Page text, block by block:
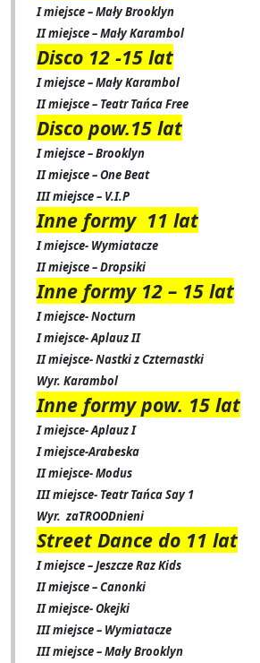
I miejsce – Mały Brooklyn
II miejsce – Mały Karambol
Disco 12 -15 lat
I miejsce – Mały Karambol
II miejsce – Teatr Tańca Free
Disco pow.15 lat
I miejsce – Brooklyn
II miejsce – One Beat
III miejsce – V.I.P
Inne formy 11 lat
I miejsce- Wymiatacze
II miejsce – Dropsiki
Inne formy 12 – 15 lat
I miejsce- Nocturn
I miejsce- Aplauz II
II miejsce- Nastki z Czternastki
Wyr. Karambol
Inne formy pow. 15 lat
I miejsce- Aplauz I
I miejsce-Arabeska
II miejsce- Modus
III miejsce- Teatr Tańca Say 1
Wyr. zaTROODnieni
Street Dance do 11 lat
I miejsce – Jeszcze Raz Kids
II miejsce – Canonki
II miejsce- Okejki
III miejsce – Wymiatacze
III miejsce – Mały Brooklyn